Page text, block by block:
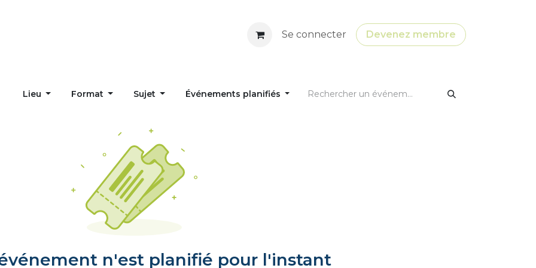
Se connecter Devenez membre
Lieu Format Sujet Événements planifiés
n'est planifié pour l'instant